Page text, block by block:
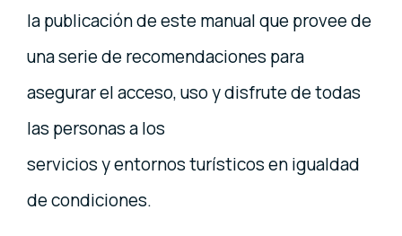
la publicación de este manual que provee de
una serie de recomendaciones para
asegurar el acceso, uso y disfrute de todas
las personas a los
servicios y entornos turísticos en igualdad
de condiciones.